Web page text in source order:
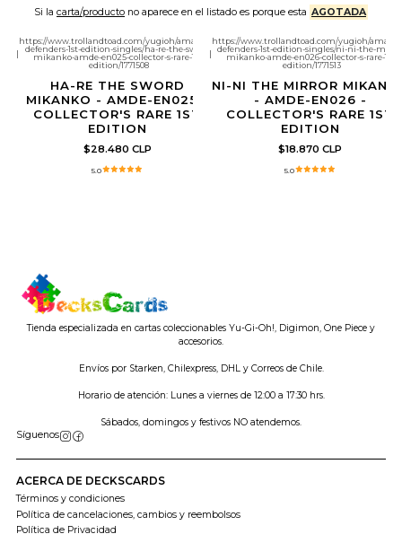
Si la carta/productono aparece en el listado es porque esta AGOTADA
|
https://www.trollandtoad.com/yugioh/amazing-
defenders-1st-edition-singles/ha-re-the-sword-
mikanko-amde-en025-collector-s-rare-1st-
edition/1771508
HA-RE THE SWORD
MIKANKO - AMDE-EN025 -
COLLECTOR'S RARE 1ST
EDITION
$28.480 CLP
5.0
|
https://www.trollandtoad.com/yugioh/
defenders-1st-edition-singles/ni-ni-the-
mikanko-amde-en026-collector-s-rare-1st-
edition/1771513
NI-NI THE MIRROR
- AMDE-EN026 -
COLLECTOR'S RARE 1ST
EDITION
$18.870 CLP
5.0
Tienda especializada en cartas coleccionables Yu-Gi-Oh!, Digimon, One Piece y
accesorios.
Envíos por Starken, Chilexpress, DHL y Correos de Chile.
Horario de atención: Lunes a viernes de 12:00 a 17:30 hrs.
Sábados, domingos y festivos NO atendemos.
Síguenos
ACERCA DE DECKSCARDS
Términos y condiciones
Política de cancelaciones, cambios y reembolsos
Política de Privacidad